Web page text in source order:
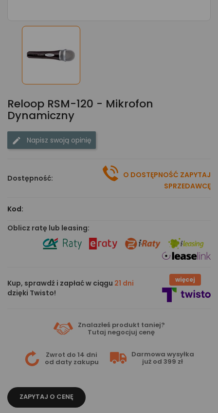
Reloop RSM-120 - Mikrofon
Dynamiczny
Napisz swoją opinię
Dostępność:
O DOSTĘPNOŚĆ ZAPYTAJ
SPRZEDAWCĘ
Kod:
Oblicz ratę lub leasing:
Kup, sprawdź i zapłać w ciągu 21 dni
dzięki Twisto!
więcej
Znalazłeś produkt taniej?
Tutaj negocjuj cenę
Zwrot do 14 dni
od daty zakupu
Darmowa wysyłka
już od 399 zł
ZAPYTAJ O CENĘ